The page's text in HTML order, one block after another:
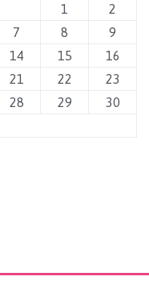
1
2
7 8
9
14 15
16
21 22
23
28 29
30